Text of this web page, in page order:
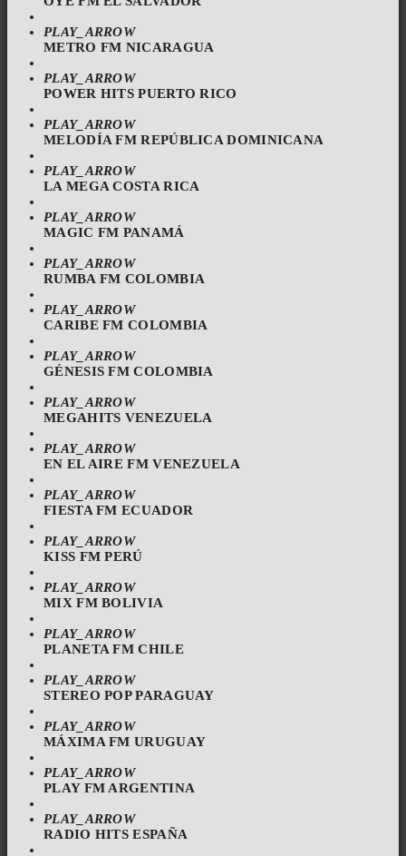
PLAY_ARROW
METRO FM NICARAGUA
PLAY_ARROW
POWER HITS PUERTO RICO
PLAY_ARROW
MELODÍA FM REPÚBLICA DOMINICANA
PLAY_ARROW
LA MEGA COSTA RICA
PLAY_ARROW
MAGIC FM PANAMÁ
PLAY_ARROW
RUMBA FM COLOMBIA
PLAY_ARROW
CARIBE FM COLOMBIA
PLAY_ARROW
GÉNESIS FM COLOMBIA
PLAY_ARROW
MEGAHITS VENEZUELA
PLAY_ARROW
EN EL AIRE FM VENEZUELA
PLAY_ARROW
FIESTA FM ECUADOR
PLAY_ARROW
KISS FM PERÚ
PLAY_ARROW
MIX FM BOLIVIA
PLAY_ARROW
PLANETA FM CHILE
PLAY_ARROW
STEREO POP PARAGUAY
PLAY_ARROW
MÁXIMA FM URUGUAY
PLAY_ARROW
PLAY FM ARGENTINA
PLAY_ARROW
RADIO HITS ESPAÑA